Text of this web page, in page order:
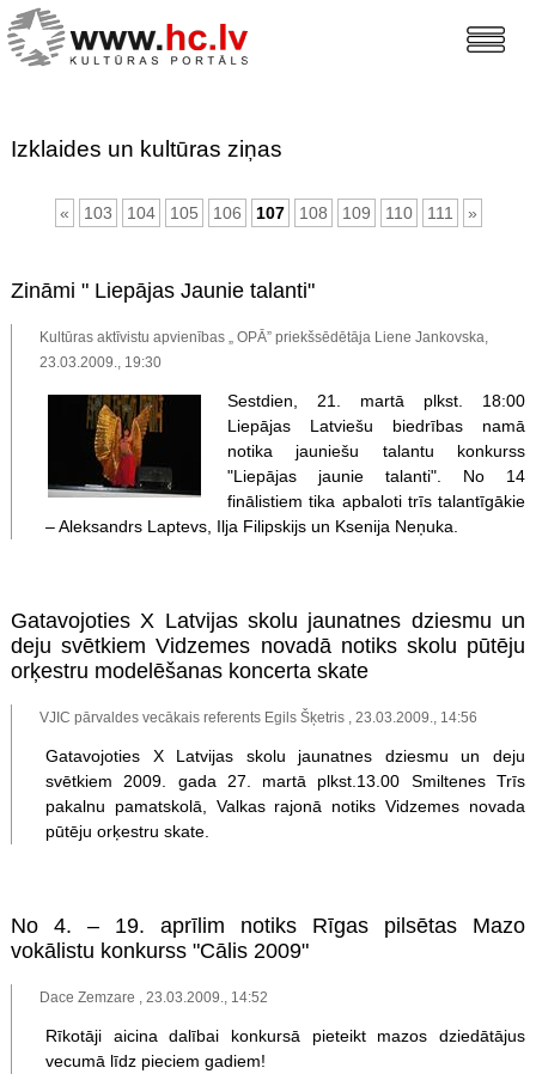
Izklaides un kultūras ziņas
« 103 104 105 106 107 108 109 110 111 »
Zināmi " Liepājas Jaunie talanti"
Kultūras aktīvistu apvienības „ OPĀ” priekšsēdētāja Liene Jankovska,
23.03.2009., 19:30
Sestdien, 21. martā plkst. 18:00
Liepājas Latviešu biedrības namā
notika jauniešu talantu konkurss
"Liepājas jaunie talanti". No 14
finālistiem tika apbaloti trīs talantīgākie
– Aleksandrs Laptevs, Ilja Filipskijs un Ksenija Neņuka.
Gatavojoties X Latvijas skolu jaunatnes dziesmu un
deju svētkiem Vidzemes novadā notiks skolu pūtēju
orķestru modelēšanas koncerta skate
VJIC pārvaldes vecākais referents Egils Šķetris , 23.03.2009., 14:56
Gatavojoties X Latvijas skolu jaunatnes dziesmu un deju
svētkiem 2009. gada 27. martā plkst.13.00 Smiltenes Trīs
pakalnu pamatskolā, Valkas rajonā notiks Vidzemes novada
pūtēju orķestru skate.
No 4. – 19. aprīlim notiks Rīgas pilsētas Mazo
vokālistu konkurss "Cālis 2009"
Dace Zemzare , 23.03.2009., 14:52
Rīkotāji aicina dalībai konkursā pieteikt mazos dziedātājus
vecumā līdz pieciem gadiem!